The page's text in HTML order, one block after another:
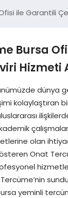
ile Garantili
Bursa
Hizmeti
dünya
kolaylaştıran
olan
Onat
yeminli